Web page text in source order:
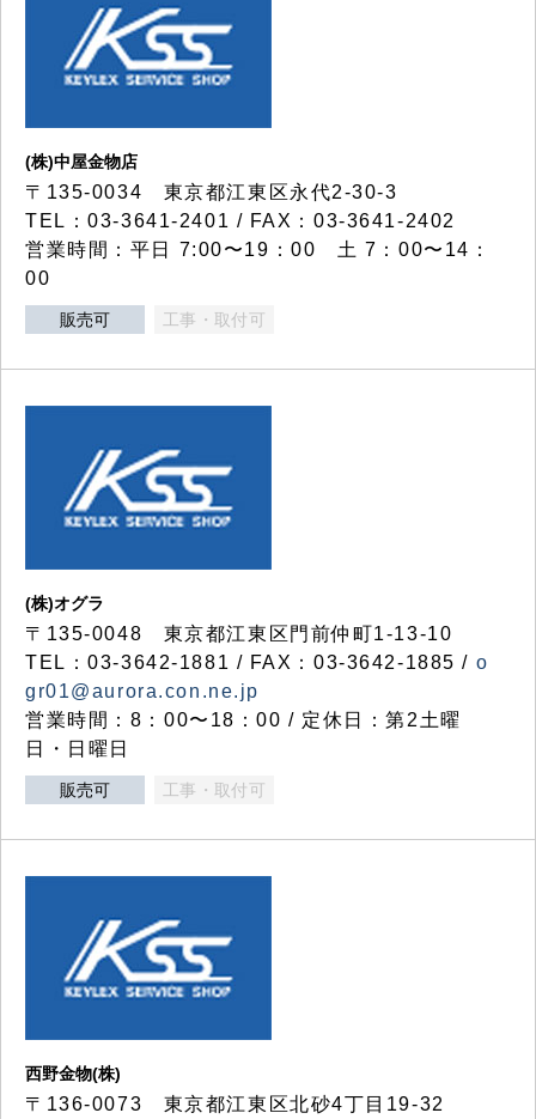
(株)中屋金物店
〒135-0034 東京都江東区永代2-30-3
TEL：03-3641-2401 / FAX：03-3641-2402
営業時間：平日 7:00〜19：00 土 7：00〜14：
00
販売可 工事・取付可
(株)オグラ
〒135-0048 東京都江東区門前仲町1-13-10
TEL：03-3642-1881 / FAX：03-3642-1885 / o
gr01@aurora.con.ne.jp
営業時間：8：00〜18：00 / 定休日：第2土曜
日・日曜日
販売可 工事・取付可
西野金物(株)
〒136-0073 東京都江東区北砂4丁目19-32